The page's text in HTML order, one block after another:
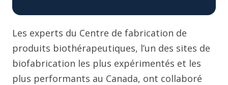
Les experts du Centre de fabrication de
produits biothérapeutiques, l’un des sites de
biofabrication les plus expérimentés et les
plus performants au Canada, ont collaboré